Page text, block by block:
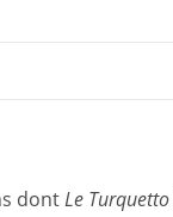
dontLe Turquetto